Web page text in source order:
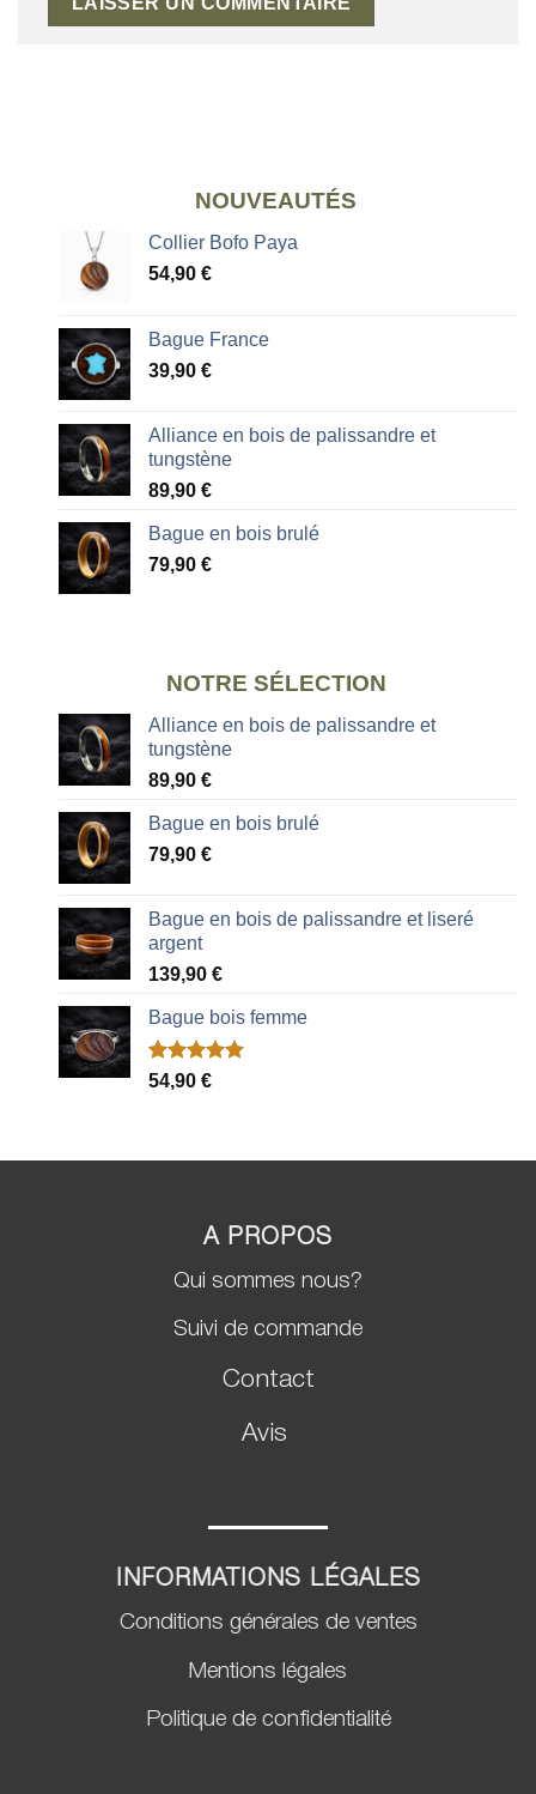
NOUVEAUTÉS
Collier Bofo Paya
54,90 €
Bague France
39,90 €
Alliance en bois de palissandre et
tungstène
89,90 €
Bague en bois brulé
79,90 €
NOTRE SÉLECTION
Alliance en bois de palissandre et
tungstène
89,90 €
Bague en bois brulé
79,90 €
Bague en bois de palissandre et liseré
argent
139,90 €
Bague bois femme
Noté5.00
2
54,90 €
A PROPOS
Qui sommes nous?
Suivi de commande
Contact
Avis
INFORMATIONS LÉGALES
Conditions générales de ventes
Mentions légales
Politique de confidentialité